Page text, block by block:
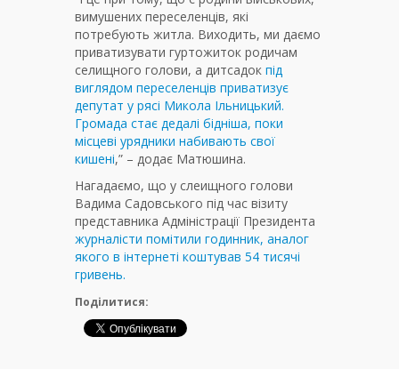
вимушених переселенців, які
потребують житла. Виходить, ми даємо
приватизувати гуртожиток родичам
селищного голови, а дитсадок під
виглядом переселенців приватизує
депутат у рясі Микола Ільницький.
Громада стає дедалі бідніша, поки
місцеві урядники набивають свої
кишені,” – додає Матюшина.
Нагадаємо, що у слеищного голови
Вадима Садовського під час візиту
представника Адміністрації Президента
журналісти помітили годинник, аналог
якого в інтернеті коштував 54 тисячі
гривень.
Поділитися: